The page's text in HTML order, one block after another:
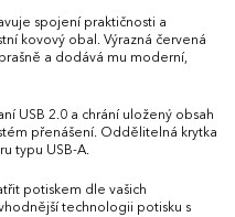
spojení praktičnosti a
kovový obal. Výrazná červená
a dodává mu moderní,
USB 2.0 a chrání uložený obsah
přenášení. Oddělitelná krytka
typu USB-A.
potiskem dle vašich
technologii potisku s